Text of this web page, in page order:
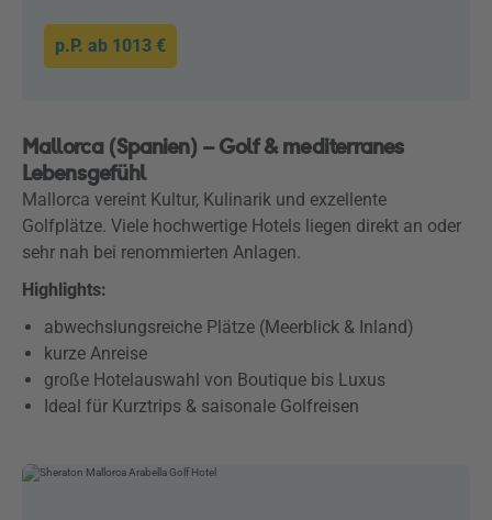
p.P. ab 1013 €
Mallorca (Spanien) – Golf & mediterranes
Lebensgefühl
Mallorca vereint Kultur, Kulinarik und exzellente
Golfplätze. Viele hochwertige Hotels liegen direkt an oder
sehr nah bei renommierten Anlagen.
Highlights:
abwechslungsreiche Plätze (Meerblick & Inland)
kurze Anreise
große Hotelauswahl von Boutique bis Luxus
Ideal für Kurztrips & saisonale Golfreisen